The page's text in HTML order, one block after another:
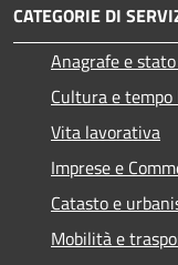
CATEGORIE DI
Anagrafe e
Cultura e
Vita lavorativa
Imprese e
Catasto e
Mobilità e